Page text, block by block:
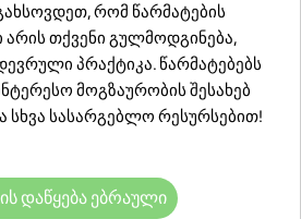
რომ წარმატების
თქვენი გულმოდგინება,
პრაქტიკა. წარმატებებს
მოგზაურობის შესახებ
სხვა სასარგებლო რესურსებით!
დაწყება ებრაული